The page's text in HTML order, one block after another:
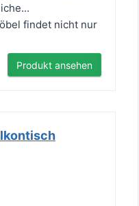
findet nicht nur
Produkt ansehen